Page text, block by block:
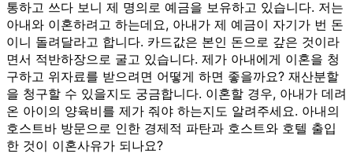
통하고 쓰다 보니 제 명의로 예금을 보유하고 있습니다. 저는
아내와 이혼하려고 하는데요, 아내가 제 예금이 자기가 번 돈
이니 돌려달라고 합니다. 카드값은 본인 돈으로 갚은 것이라
면서 적반하장으로 굴고 있습니다. 제가 아내에게 이혼을 청
구하고 위자료를 받으려면 어떻게 하면 좋을까요? 재산분할
을 청구할 수 있을지도 궁금합니다. 이혼할 경우, 아내가 데려
온 아이의 양육비를 제가 줘야 하는지도 알려주세요. 아내의
호스트바 방문으로 인한 경제적 파탄과 호스트와 호텔 출입
한 것이 이혼사유가 되나요?